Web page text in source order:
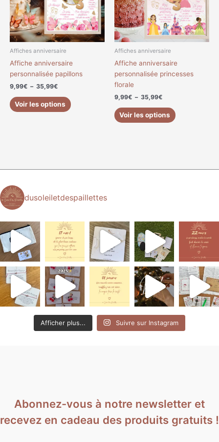
Affiches anniversaire
Affiche anniversaire
personnalisée papillons
9,99€ – 35,99€
Voir les options
Les
options
peuvent
être
sur
la
produit
Affiches anniversaire
Affiche anniversaire
personnalisée princesses
florale
9,99€ – 35,99€
Voir les options
Les
options
peuvent
être
sur
la
dusoleiletdespaillettes
Afficher plus... Suivre sur Instagram
Abonnez-vous à notre newsletter et
recevez en cadeau des produits gratuits !